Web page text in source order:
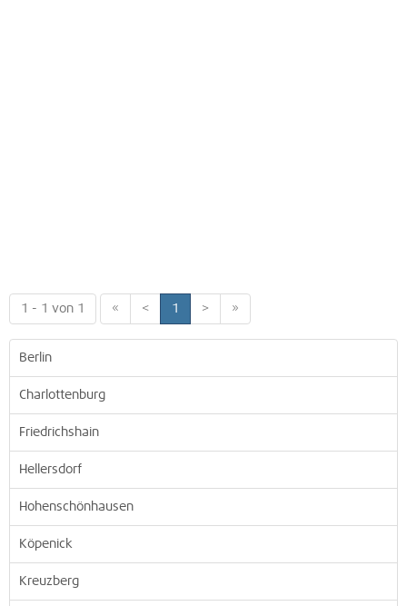
1 - 1 von 1 « < 1 > »
Berlin
Charlottenburg
Friedrichshain
Hellersdorf
Hohenschönhausen
Köpenick
Kreuzberg